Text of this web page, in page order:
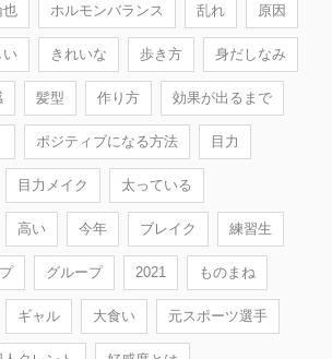
也 ホルモンバランス 乱れ 原因
い きれいな 歩き方 身だしなみ
髪型 作り方 効果が出るまで
ポジティブになる方法 目力
目力メイク 太っている
高い 今年 ブレイク 練習生
グループ 2021 ものまね
ギャル 大食い 元スポーツ選手